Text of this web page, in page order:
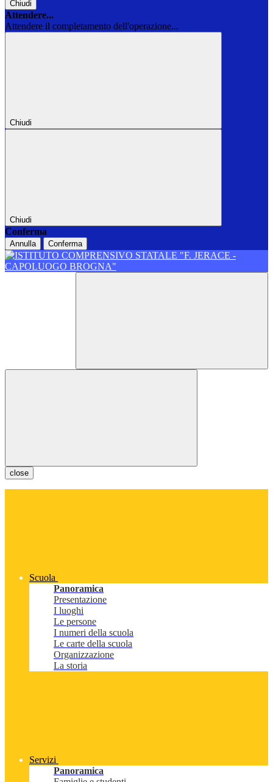
Chiudi
Attendere...
Attendere il completamento dell'operazione...
Chiudi
Chiudi
Conferma
Annulla Conferma
close
Scuola
Panoramica
Presentazione
I luoghi
Le persone
I numeri della scuola
Le carte della scuola
Organizzazione
La storia
Servizi
Panoramica